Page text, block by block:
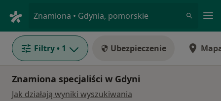
Znamiona • Gdynia, pomorskie
Filtry • 1 Ubezpieczenie
Znamiona specjaliści w Gdyni
Jak działają wyniki wyszukiwania